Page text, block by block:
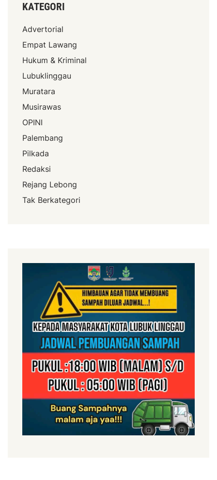
KATEGORI
Advertorial
Empat Lawang
Hukum & Kriminal
Lubuklinggau
Muratara
Musirawas
OPINI
Palembang
Pilkada
Redaksi
Rejang Lebong
Tak Berkategori